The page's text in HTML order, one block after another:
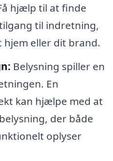
hjælp til at finde
til indretning,
hjem eller dit brand.
Belysning spiller en
En
kan hjælpe med at
der både
oplyser